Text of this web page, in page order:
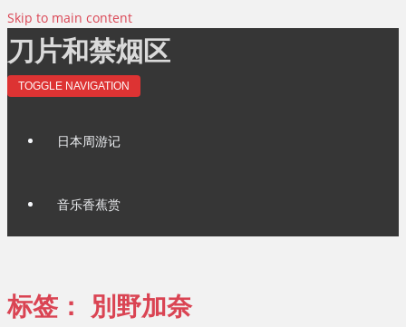
Skip to main content
刀片和禁烟区
TOGGLE NAVIGATION
日本周游记
音乐香蕉赏
标签： 別野加奈